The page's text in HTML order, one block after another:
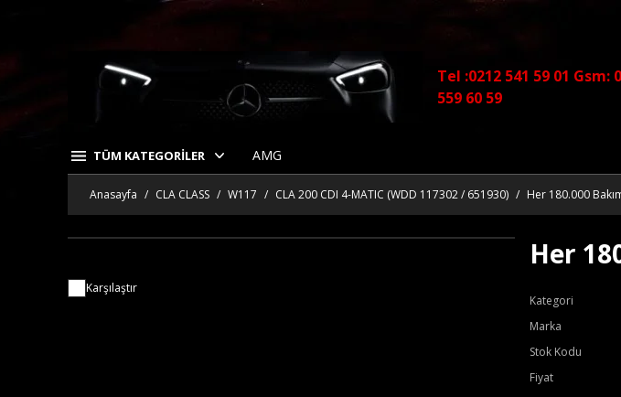
Tel :0212 541 59 01 Gsm:
559 60 59
TÜM KATEGORİLER AMG
Anasayfa CLA CLASS W117 CLA 200 CDI 4-MATIC (WDD 117302 / 651930) Her 180.000
Karşılaştır
Her
Kategori
Marka
Stok Kodu
Fiyat